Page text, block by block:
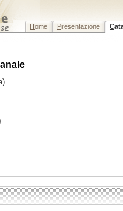
Home Presentazione C